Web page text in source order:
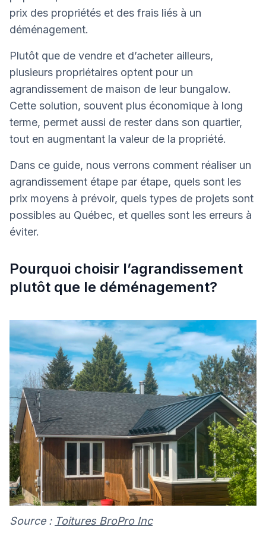
prix des propriétés et des frais liés à un
déménagement.
Plutôt que de vendre et d’acheter ailleurs,
plusieurs propriétaires optent pour un
agrandissement de maison de leur bungalow.
Cette solution, souvent plus économique à long
terme, permet aussi de rester dans son quartier,
tout en augmentant la valeur de la propriété.
Dans ce guide, nous verrons comment réaliser un
agrandissement étape par étape, quels sont les
prix moyens à prévoir, quels types de projets sont
possibles au Québec, et quelles sont les erreurs à
éviter.
Pourquoi choisir l’agrandissement
plutôt que le déménagement?
Source : Toitures BroPro Inc